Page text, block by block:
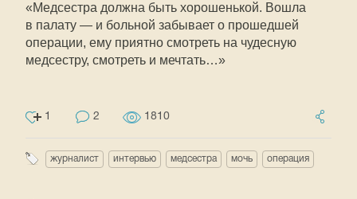
«Медсестра должна быть хорошенькой. Вошла
в палату — и больной забывает о прошедшей
операции, ему приятно смотреть на чудесную
медсестру, смотреть и мечтать…»
1 2 1810
журналист интервью медсестра мочь операция